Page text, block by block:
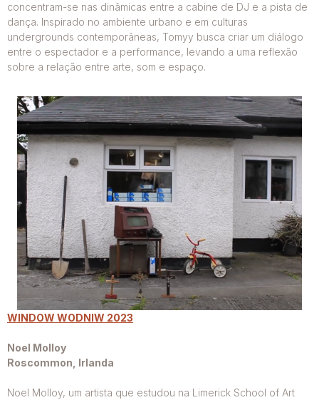
concentram-se nas dinâmicas entre a cabine de DJ e a pista de
dança. Inspirado no ambiente urbano e em culturas
undergrounds contemporâneas, Tomyy busca criar um diálogo
entre o espectador e a performance, levando a uma reflexão
sobre a relação entre arte, som e espaço.
WINDOW WODNIW 2023
Noel Molloy
Roscommon, Irlanda
Noel Molloy, um artista que estudou na Limerick School of Art